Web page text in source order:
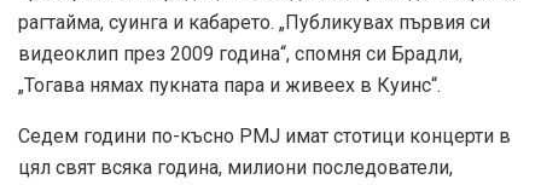
рагтайма, суинга и кабарето. „Публикувах първия си
видеоклип през 2009 година“, спомня си Брадли,
„Тогава нямах пукната пара и живеех в Куинс“.
Седем години по-късно PMJ имат стотици концерти в
цял свят всяка година, милиони последователи,